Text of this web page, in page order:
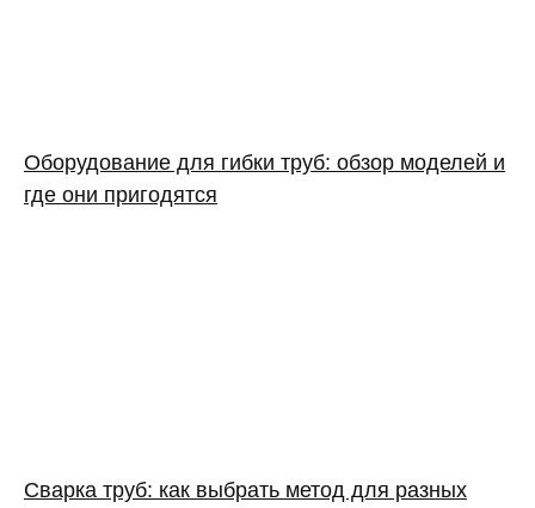
Оборудование для гибки труб: обзор моделей и
где они пригодятся
Сварка труб: как выбрать метод для разных